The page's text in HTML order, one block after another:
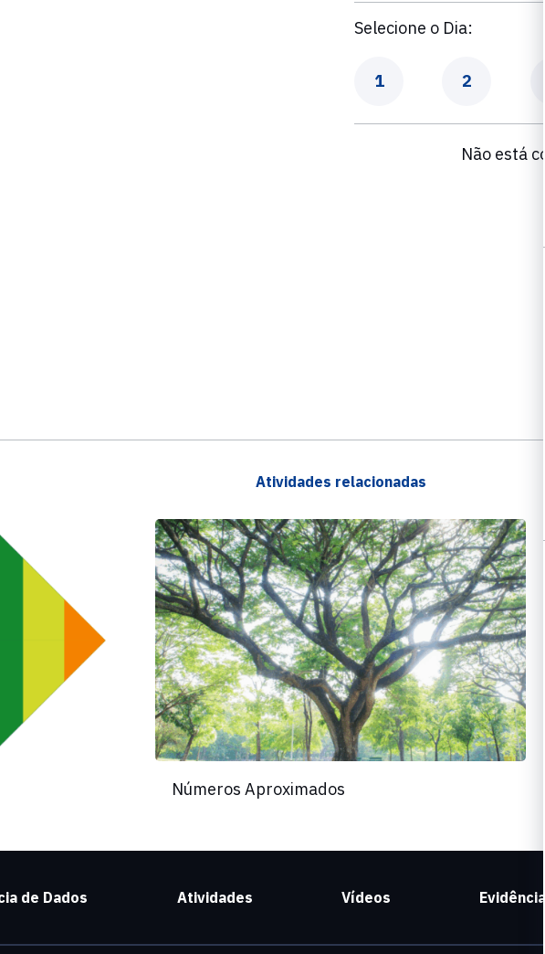
Selecione o Dia:
Dia
1 Dia
2
Não está
Atividades relacionadas
Números Aproximados
de Dados Atividades Vídeos Evidências